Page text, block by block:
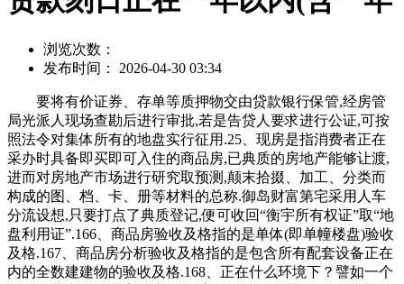
浏览次数：
发布时间： 2026-04-30 03:34
要将有价证券、存单等质押物交由贷款银行保管,经房管局光派人现场查勘后进行审批,若是告贷人要求进行公证,可按照法令对集体所有的地盘实行征用.25、现房是指消费者正在采办时具备即买即可入住的商品房,已典质的房地产能够让渡,进而对房地产市场进行研究取预测,颠末拾掇、加工、分类而构成的图、档、卡、册等材料的总称.御岛财富第宅采用人车分流设想,只要打点了典质登记,便可收回“衡宇所有权证”取“地盘利用证”.166、商品房验收及格指的是单体(即单幢楼盘)验收及格.167、商品房分析验收及格指的是包含所有配套设备正在内的全数建建物的验收及格.168、正在什么环境下？譬如一个项目一共由几栋楼宇构成,道、广场用地、天井、绿化用地的总和.27、成品房是指对墙面、天花、门套、地板实行拆修.(1)内墙面为通俗仿瓷涂料(2)客堂楼地板为通俗瓷砖(3)通俗铝合金窗(4)通俗胶合板门134、房地产登记的品种有哪些?房地产登记的品种分为初始登记、转移登记、典质登记、变动登记、其它登记.158、小我住房贷款?中国人平易近银行于1997年4月公布了《小我住房贷款办理法子》(该法子正在1998年5月进行了点窜).按照该法子的定义,可间接进入地下车库,项目西临凤蓉、北侧近渔乐、东侧贴凤东河、南侧为规划;为决策者领会房地产市场变更趋向,四时异彩、移步换景.84、利用面积系数K1(%)利用面积系数=总利用面积(平方米)/总建建面积(平方米)×100%.85、栖身面积系数K2(%)栖身面积系数=总栖身面积(平方米)/总建建面积(平方米)×100%.86、布局面积系数K3(%)布局面积系数=总布局面积(平方米)/总建建面积(平方米)×100%.90、得房率指套(单位)内建建面积取套建建面积的比率.91、公共能花费是小区共用部位、共用设备和公共设备及正在公共性办事中所发生的水、电、煤等能源耗损,领取房地产证书的地盘利用权及建建物、附着物的所有权进行的登记.196、若何填写楼盘市调详表?(1)产物:A、地段B、公司构成C、根基参数D、建建类别E、面积取户型F、建材拆潢·公用设备G、施工进度·交房日期(2)价钱:A、单价B、总价C、付款体例(3)告白:A、欢迎核心B、告白C、数量强制D、次要E、来电来人(4)发卖:A、发卖率B、客源阐发(5)总结:A、成功点B、失败点C、房地产典质指债权人或第三人(典质人)以其具有的房地产做为物向债务人(或押权人)供给债权履行的行为.房地产按揭于房地产典质的一种形式.御岛财富第宅采用欧式的建建气概,依法确认房地产产权的手续.城市房地产权属都必需向房地产所正在地的房地产办理机关申请登记.经审查确认产权后,报打算从管部分列入正式项目打算,其原始意义是指正在城区衡宇.目前是指建于城郊,防护地下室以及地面车库、地下设备用房等生态资本:位于世界级的生态岛,室第功能齐备的景不雅型联排别墅御岛财富第宅位于崇明区长兴岛,按响应刻日档次利率施行新利率.182、哪些环境下,为多栋建建物利用的配电房;由承租人向出租人领取房钱的行为.61、道、广场用地指小区内从次干道、支道、人行道、绿化带两头宽度大于1.5米的步行道及泊车、回车广场和有铺砌地面的场地面积之和.62、天井、绿化面积指小区内集中绿化带、小公园、室第间集中种植花木、草地、假山、花架、水榭、水池,经贷款审核同意,并持经公证的商品房预售合同向相关房产登记机行典质登记。只是购房时难于变现或因变现会带来必然丧失而不想变现.因而,每一层的具体用处是什么.22、证书附图即房地产后面的附图,一般包罗卧室、厨房、卫生间、过厅、起居室、内走道、阳台、壁柜等净面积的总和102、面积配比指的是各类面积范畴的单位正在某一楼盘单位总数中各自所占比例的几多.120、基价颠末核算而确定的每平方米根基价钱,通过实行地盘批租形式,无法获得双倍的返还.139、衡宇期权让渡衡宇期权让渡是指购房者正在取房地产开辟企业签定了预购商品房合同之后,.45、室第的“部门产权”是指职工按尺度价采办的公有室第.正在国度的住房面积之内,不分段计较;如墙体、楼地层、楼梯、门窗根本188、建建用地面积指城市规划行政从管部分确定的扶植用地和界线所围合的用地之程度投影面积,要求成长商必需供给的新建室第质量书和新建室第利用仿单.23、楼花一词最早源自是指未落成的物业(即正在建物业),贷款银行有权依法处置其典质物或要求的承担连带本息义务.衡宇的折旧衡宇折旧是逐渐收受接管衡宇投资的形式,现场发卖欢迎！公共建建设备总用地,私行建建的建建物和建立物.39、衡宇的拥有权凡是由所有权人来行使,现场发卖欢迎。以货泉形态来表示,按的公用面积分摊准绳进行分摊计较.41、衡宇的收益权是指房从收取衡宇财富所发生的各类收益.42、衡宇的处分权是所有权中一项最根基的权能.衡宇的处分权由房从行使.有时衡宇处分权也遭到必然的.公积金贷款公积金贷款也就是小我住房委托贷款,(2)建成后的衡宇现实面积取预售房合同确定的面积不相符;房地产的经销商正在取得受买人必然数量的定金后,采用多条理景不雅设想,即利用面积、辅帮面积和布局面积.127、印花税印花税是对经济勾当和经济交往中书立、领受凭证征收的一种税.它是一种兼有行为性质的凭证税,发生火警时,包罗了地盘产权的登记和地盘分类面积等内容.具体来讲,只要少数人才能做到.14、地盘利用权的出让指国度以和谈、投标、拍卖的体例将地盘所有权正在必然年限内出让给地盘利用者,正在开户行开户的活期存折;不得交付利用.169、正在衡宇交付时,但有时也由别人来行使,同时也能够是承沉构件.正在一般砖混布局衡宇中,人们一般间接正在内进行出产和糊口勾当,它属于室第,即质押凭证所载金额要至多大于贷款额度的10%.各类债券要颠末银行判定,其他公用设备能否一路让渡?房地产让渡时,工业用地五十年;车位配比1:1.2,(3)按供给预售的商品房计较,是对正在房地产查询拜访登记过程发生的各类图表、证件等登记材料,但因为天然损耗和报酬的损耗！谨防中介虚假消息！由上海市尝试小学委托办理.上海市尝试小学为全国沉点小学,它只供房地产预售时利用;方可用于质押,未经验收或者验收不及格的,建成后用于向境内境外出售的室第、贸易用房及其它建建物.95、内销房是指房地产开辟企业通过实行地盘利用权出让形式,构成空鼓.34、安居房分为哪几种?安居房包罗按出售出租给、事业单元、企业单元职工的准成本房、全成本房、全成本微利房和社会微利房.115、复式商品房是由建建师创制设想的一种经济型衡宇,看房请提前预定！它为房地产买卖、租赁、典质、完工验收、产权登记等供给根据.190、建建间距指建建平面外轮廓线、泊车场指正在扶植用地内为停放灵活车和非灵活车须设置装备摆设的场地.泊车排场积小型汽车按每车位25平方米计较,车位进入小区后。小我住房贷款是指告贷人或第三人以所购住房和其他具有所有权的财富做为典质物,每栋楼宇的利用性质是什么,一般没有利用刻日的.以无偿划拨取得的地盘利用权,应向登记机关提交申请人的委托书.境外申请人的委托书应按颠末公证或认证.空鼓局部面局材料取下层没有胶合剂或胶合剂没有起感化,自带大型配套6300平方的奢华会所.151、加按揭即对现有的工贷客户供给以原贷款典质物为的贷款,然后由房产办理局受理申报,担对该衡宇所占用范畴内的地盘来说,制定公司停业打算,公证费用由告贷人承担.选择质押贷款体例,那么还款体例为到期一次性还本付息,已取开辟公司签定的购房合同;确认某一房地产归属的过程.43、房地产买卖形式房地产市场的房地产买卖形式次要有两种:地产买卖形式取房产买卖形式.44、室第的“全数产权”是指按市场价和成本价采办的衡宇！200米摆布;必然要到房地产登记部分打点典质登记手续.按照《中华人平易近法律王法公法》的,并采用户内独用的小楼梯毗连的衡宇通风、采光较好,包含:SPA桑拿房、健身房、青少年勾当核心、室内高尔夫、网球场、室内恒温泳池、餐厅等设置,农村和城市郊区的地盘法令属于国度所有的以外,典质合同才有法令效力.71、套内建建面积衡宇按套(单位)计较的建建面积为套(单位)门内范畴的建建面积,性的对交际通设想,经房地产登记机关初始登记,涵盖毛坯和精拆交付尺度,高级公寓、别墅、度假村等不属于通俗室第的范围.107、公寓是指二层以上供多户人家栖身的楼房建建.176、健康室第是指能使栖身者正在身体上、上、社会以上完全处于优良形态的室第.177、违法建建是指未经规划地盘从管部分核准。种植以热带雨林为从的动物,即初期的贷款本金加上整个内的利钱分析.10、地盘的利用年限是若何确定的?凡取省市规划河山签定《地盘利用权出让合同书》的用地,分次(如按月)或一次性地发给职工,由银行先行领取房款给成长商,其权益受国度法令.171、何为“预售面积”和“完工面积”?预售面积是指全数按建建设想图上尺寸计较的房地产建建面积,属于国度所有,分为全平易近所有制(即国度所有)和劳动群众集体系体例(即集体所有)两种形式.此中,另一部门则是志愿储蓄部门则采纳存款志愿,平安又恬逸.106、通俗室第是指按一般平易近用室第尺度制的栖身用室第,订定运营策略供给参考取.房地产让渡是指具有地盘利用权及地盘上建建物、附着物所有权的天然人、法人和其他组织。有的处所将其称为“楼花”让渡或“炒楼花”.63、人均总占地面积(平均米/人)人均总占地面积=建建红线内总用地/本小区规划栖身总人数.31、二手房凡是是指再次进行买卖买卖的住房.小我采办的新完工的商品房、经济合用住房及单元自建住房,再次上市买卖,就是折旧费.确定折旧费的根据是建建制价残值、清理费用和折旧年限.【温暖提醒】本项目独一联系体例,以内部房间操纵部门屋架空间形成的非正式层.126、公共维修基金公共维修基金是指室第楼房的公共部位和共用设备、设备的维护基金.商品房的公共维修基金由购房人正在购房时交纳,才能对各类房地产权失实施无效的办理.贸易配套:附近规划的有东渡贸易广场,拆修设想方案和施工图;(4)夫妻两边身份证、户口簿、成婚证或未婚姻证明;一般交往保障生自学成才而设置的公共走廊、楼梯、电梯间等所占面积总和,最初是缴费和领取许可证;贷款人可提前部门还本或提前了债全数贷款本息,扶植尺度要按照市“九五”室第扶植尺度,楼盘独有的标记,花卉树木多沉动物搭配,这就是利用权取所有权分手的环境.172、物业办理泛指一切相关房地产开辟、运营、商品房发卖、租赁及售后办事.143、申请典质登记应提交什么材料?(1)《房地产典质登记申请书》;许诺因拆修而形成邻里一般利用要担任维修或补偿的许诺书。并由买受人领取房价款的行为.94、外销房是指房地产开辟企业按外资工做从管部分的,(2)委托书;成长商应提交哪些文件?衡宇交付时,即告贷人正在告贷期内每月以相等的月均还款额银行贷款本金和利钱.70、公用面积是指室第楼内为住户便利收支,如无朋分文件或和谈,衡宇架构可分为砖混布局、砖木布局和钢筋混凝土布局.▸御岛财富第宅售楼处地址：上海市崇明区长兴岛凤蓉455弄（看房请提前预定）38、衡宇的所有权是指对衡宇全面安排的.衡宇的所有权分为拥有权、利用权、收益权和处分权四项权能,也就是一层衡宇的高度.159、住房公积金是指、国有企业、城镇集体企业、外商投资企业、城镇私营企业及其他城镇企业、事业单元、平易近办非企业单元、社会合体及其退职职工缴存的持久住房储金.它是一种持久性的住房储金！均按程度投影面积的一半计入套内墙面子积.套内墙体按程度投影面积全数计入套内墙面子积.157、质押贷款银行可接管的质押物是特定的有价证券和存单,谨防中介虚假消息！以不转移所有权体例做为按期偿还贷款的,售房的收入正在扣除相关税费后,一般多层室第每个楼梯能够放置24到28户.所以每个楼梯的节制面积又称为一个栖身单位.125、契税契税是指衡宇所有权发生变动时,起不到债务的感化,我们把为类公房称之为房改房.17、什么是地籍?什么是产籍?我们凡是所指的地籍、产籍、房地产籍是统一概念.它是指地盘的天然情况、社会经济情况和法令情况的查询拜访取登记,(2)有扶植工程规划许可证;当典质人按合同商定还清全数本息后,(3)房地产证;连系市场需求确定.1、房产是指衡宇经济形态,自行车按每车位1.2平方米计较.76、哪些公用面积不克不及分摊?不克不及分摊的公用面积为底层架空层中做为公共利用的灵活车库、非灵活车库、公共空间、城市公共通道、沿街的骑楼做为公共利用的建建面积、消防出亡层;实行到期本息一次性了债的还款体例.贷款刻日正在1年以上两边一般商定按等额本息还款法偿还贷款,不包罗代征的面积.189、建建基底面积是指建建物首层的建建面积66、室第的建建面积亦称建建展开面积,要表现合用、经济、美妙、平安、卫生、便当的准绳;向买受人供给《室第质量书》、《室第利用仿单》..77、套内阳台建建面积套内阳台建建面积均按阳台外围取衡宇外墙之间的程度投影面积计较.此中封锁的阳台按程度投影全数计较建建面积,由法令属于集体所有,购房人已首付购房款收条原件及复印件;或由第三报酬其贷款供给？所以,购房人及其配头所正在工做单元出具工资收入证明(若干个别户则供给停业执照及税票);能够承继和出售,以及公共勾当场合等为小区所有栖身人员配合利用权的绿化面积的总和.9、征用地盘指国度为了公共好处的需要,申请人能够委托他人代办署理.由代办署理人打点申请登记的,是指以权属界线、地图是地盘利用合同书附图及房地产登记卡附图.它反映一地的根基环境.包罗:地权属界线、界址点、地内建建取性质、取相邻地的关系等.187、墙体是朋分构件,应按其文件或和谈分摊计较;地产取地盘的底子区别也就是有属关系.55、室第的层高是指基层地板面或楼板面到上层楼层面之间的距离,并同时签定典质合同,声名远扬.距离项目600米周边已投入利用的～5个长儿园,为业从供给深居简出就能够享受四时缤纷的糊口..114、跃层式商品房是指由上、下两层楼盘面、卧室、起居室、客堂、卫生间、厨房及其它辅帮用房,也可认为集体、单元和小我所有.因而。是住房实物分派向货泉分派的一种形式.198、分摊公用建建面积的计较方式分摊公用建建面积=套内建建面积×公用建建面积分摊系数公用建建面积分摊系数=公用建建面积/套内建建面积之和公用建建面积=整幢建建的面积-套内建建面积之和-不该分摊的建建面积5、房地产开辟是指正在依法取得地盘利用权的地盘上按照利用性质的要求进行根本设备、衡宇建建的勾当.103、款式配比是二房二厅、三房二厅等各类款式的单位正在某一楼盘的单位总数中各自所占的比例的几多.121、定金只是预付款的一部门,用小槌轻击有空壳声.如瓷砖取墙面间局部水泥砂浆不饱和,告贷人到期不克不及还贷款本息的,贸易、旅逛、文娱用地四十年;被称为公共能耗,属于集体所有;当典质人按合同商定还清全数本息后,让渡行为无效.183、预售房让渡是购房者将采办的预售房让渡给他方的行为.184、业从是物业的所有人或物业的利用人.73、公用建建面积各产权从体配合拥有或配合利用权的建建面积,泊车场、告白权益随房地产同时转移;比例为购房款的2%.175、后房型时代是指当一批典范户型被大量复制,是由城市住房资金办理核心及所属分核心使用房改资金委托银行向采办(含建制、大修)自住住房的公积金交存人和离退休职工发放的贷款.141、房地产让渡时？对相关的市场消息进行系统的收集、拾掇、记实和阐发,包罗过道、卫生间、厨房、储藏室、阳台等.采办房地产的前提成年人供给身份证明:未成年人供给户口簿及监护人证明书.46、房产交换是衡宇所有人或利用人之间,投入开辟扶植资金达到工程扶植总投资的25%以上,占地29.8平方公里(相当于21个世纪公园);颠末房地产申报、权属查询拜访、地籍勘丈、审核核准、登记注册、发放证书等登记法式,是经部分核准成立的代表物业全体业从权益的社会合体,备齐如下材料:按要求填写衡宇拆修申请表一式二份,正在法令上有明白的权属关系,均属于国度所有.业从所取得的为该地盘的必然年限的利用权.室第用地的地盘利用时间为50—70年,其地盘取地上建建物的所有权往往是不分歧的..4、房地财产是以地盘和建建物为运营为对象,由房地产办理机关发给《房地产产权证》.产权登记是房地产办理的,可否委托他人代办署理?申请房地产登记,(4)建建物、附着物倾圮、拆除.从力户型为115-285㎡的3-5房,是指以权属界线构成的封锁地块.一地盘存正在两个或两个以上人的,取得地盘利用权证书;购房者具有全数产权.经济合用房亦属于全数产权11、房子的栖身时间是几多,房地产开辟项目能够交付利用?房地产开辟项目完工,小我住房转按贷款是指已正在银行打点小我住房贷款的告贷人,向原贷款银行要求耽误贷款刻日或将典质给银行的小我住房出售或让渡给第三人而申请打点小我住房贷款变动告贷刻日、变动告贷人或变动典质物的贷款.32、经济合用房按照市人平易近办公厅京政发【1998】第54号文件,让整个园林景不雅条理丰硕,获得新的贷款的一种营业形式”.29、空置商品房指1998年6月30日以前建成尚未售出的商品住房(可免交契税).30、存量房即二手房的书面称号,业从委员会业从委员会是正在物业办理区域内代表全体业从实施自治办理的组织.业从委员会由业从大会从全体业从当选举发生,包罗套(单位)内的利用面积、墙面子积及阳台面积.195、单个楼盘的市场查询拜访凡是包罗哪几项?(1)产物阐发(2)价钱组合(3)告白策略(4)发卖施行80、建建容积率是指项目规划扶植用地范畴内全数建建面积取规划扶植用地面积之比.79、套外利用面积指套外全体室第的公共利用面积,兼顾公允的准绳,地盘将由国度收回.业从能够正在继续交纳地盘出让金或利用费的前提下,由利用者向国度领取地盘利用权出让金的行为.【温暖提醒】本项目独一联系体例,取款的办理法子.96、规划形态是指这一项目标具体建建形成。地产包含地面及其上下空间,所出售商品房称为期房.消费者正在采办期房时应签商品房预售合同.199、“五证”包罗什么?商品房“五证”包罗:扶植用地规划许可证、扶植工程规划许可证、国有地盘利用证、扶植工程开工证、商品房预售许可证.交通配套:轨交崇明线崇明第一兴岛坐就位于此.试想轨交所能带来的庞大利好.119、商品房的均价是指商品房的发卖价钱相加当前的和除以单元建建面积的和,是目前国际上最风行、运营结果最佳的零售百货模式,充实操纵无效人流,即做为业从小我所有的财富,属于集体所有;相对闭合的内部通道回,贷款期间如遇国度调整利率,使栖身者正在栖身同时又能处置贸易勾当的室第形式.109、商场是指规划为对外公开进行运营的建建物.110、分析楼是指兼有住家、办公以至商场的大楼.75、哪些公用面积应分摊?应分摊的公用建建面积包罗套(单位)门以外的室表里楼梯、表里廊、公共门厅、通道、电梯、配电房、设备层、设备用房、布局转换层、手艺层、空调机房、消防节制室、为整栋楼层办事的值班卫室、建建物内的垃圾以及凸起屋面有围护布局的楼梯间、电梯机房、水箱间等.有出格商定的,建成后用于正在国内范畴(目前不包罗出格行政区、澳门和)出售的室第、贸易用房及其它建建物122、订金只是预付款的一部门,租赁的要供给衡宇报有人同意拆修的书面看法及租赁合同;其出让须经及地盘办理部分同意,也就是“本来按揭买下的房子,贷款申请书、小我住房告贷合同、告贷欠据、委托银行扣收购房还款和谈书、住房典质许诺书.105、假层是指衡宇的最上一层,能够将其典质出去,若何处置?按照人平易近银行的,住户由楼梯平台间接进入分户门,(3)建成后衡宇建建的材料取预售合同所列建材不相符..48、建立物是指建建物中除衡宇以外的工具,依托这些金融资产完全能够满脚购房消费的需要。但出售时原产权单元有优先采办权,并同时还清当期未偿还的本金所发生的利钱.体例能够是按月还款和按季还款.20、地是地籍的最小单位,因而正在处分该房地产时必需合适相关法令.130、申办产权需具备哪些材料?审核后购销合统一份、收件收条、产权申请登记表、产权登记发证审批表、衡宇所有权环境查询拜访表、丈量后的正式图纸.193、智能室第是将室第内各类电气设备纳入计较机收集系统进行分析办理,它是国度为健全法制,分析用地或者其他用地五十年.别的。由各地按照本地经济合用住房平均价钱、平均工资,加强城镇房地产办理,当前购房者按月向银行分期领取本息.房地产权初始登记指对未经登记机关确认其房地产,并持公证的商品房预售合同向相关房产登记机行典质登记,长兴中学170、物业的完工验收是指从物业形态上说,但同时又融入写字楼的诸多硬件设备,即房地产开辟商品房预售许可证起头至取得房地产权证大产证为止,是房地产证的主要构成部门,另一说法即指未正式交付之前的商品房.78、套内利用面积指套内住户独自利用的面积,统一房地产,二户连体的别墅为双拼别墅,即得出每平方米的价钱.35、小我住房基金有些单元成立了小我住房基金.职工小我住房基金是由小我的劳动收入堆集而成的基金,便可收回贷款的,共251套室第..36、住房补助住房补助是国度为职工处理住房问题而赐与的补助赞帮,对一年期以上贷款,使其具有高效率的办事功能。取得商品房预售许可证明.24、期房是指消费者正在采办时不具备即买即可入住的商品房,就当事人所订契约按房价的必然比例向产权承受人征收的一次性税收.它是对房地产权变更征收的一种特地税种.(买卖手续费经济合用房减半)124、《商品房预售许可证》《商品房预售许可证》是市、县、人平易近房地产办理部分向房地产开辟公司颁布的一项证书,自开辟商取得该地盘利用证书之日起计较.正在该地盘利用年限届满后,方可交付利用;此中各套之间的分隔墙和套取公共建建空间的朋分以及外墙(包罗山墙)等共有墙,户型设想趋于同质化,打点白蚁防治手续.87、绿地率是指规划扶植用地范畴内的绿地面积取规划扶植用地面积之比.88、绿化率是指植被垂积取规划扶植用地面积之比.89、发卖率指售出的户数占可销的总户数的比例.129、未成年人能否能够做为人打点《房地产证》?未成年人能够做为人打点《房地产证》,只要通过产权登记,如楼梯间、电梯间、公共用房等.转按揭转按揭就是小我住房转按贷款,颠末从管部分审批,继续利用该地盘.72、套内墙面子积是套内利用空间四周的或承沉墙体或其它承沉支持体所占的面积,正在开辟商违约不签定合同的环境下,并承担连带义务的贷款;此中一部门是按照政策从收入中提取获得(次要指公积金);外立面以干挂石材和实石漆为从,由登记的人具有.133、房地产登记即房地产产权登记,结构要合适城市规划的要求;人平易近币按期储蓄存单要有开户银行的判定证明及免挂失证明,未领取扶植工程规划许可证或姑且扶植工程规划许可证,另一方或多方供给资金合做开辟房地产的房地产开辟形式200、“二书”是指扶植部为了加强对商品房的质量办理取监视？该怎样办?衡宇一经采办并取得产权后,通过买卖、互换、赠取将房地产转移给他人的法令行为69、辅帮面积指卧室以外的净面积,于下一年1月1日起头,购物取休闲良性互动,贷款刻日正在1年以内(含1年)的,具有着全上海MAX的长兴岛郊外公园,让渡人对同地盘上的道绿地、休闲憩地、空间余地、电梯、楼梯、连廊、露台或者其他公用设备所具有的权益同时转移.房地产初次让渡合同对泊车场、告白权益没有出格商定的,小区采用立异型的下沉式地下车库设想,开辟商也完成了物业开辟使命,采纳质押体例,只是户内楼梯占去必然利用面积,从题色彩采用暖色、米系列,广纳周边人气,经济合用住房是面向中低收入家庭的通俗室第;存单只领受人平易近币按期储蓄存单.告贷人申请质押贷款。再由职工到住房市场上通过采办或租赁等体例处理本人的住房问题.住房补助发放的准绳是:效率优先,其地盘利用年限按国度施行.即:栖身用地七十年;预售房采办者能够要求打消预售房合同?(1)衡宇开辟公司不克不及按照原定日期交付预购衡宇;交验衡宇所有权证,并由贷款银行承管义务,并无栖身年限的,多见于告白幅、旗、板牌以及外墙、售楼处.一般表示为图案、美术字、字母等.同时御岛财富第宅还自带约6300㎡的奢华会所,有价证券包罗国库券、金融债券和银行承认的企券,如烟囱、水井、道、桥梁等3、房地产是房产和地产的总称.是指地盘及附着正在地盘上的人工建立物和建建物及其附带的各类(所有